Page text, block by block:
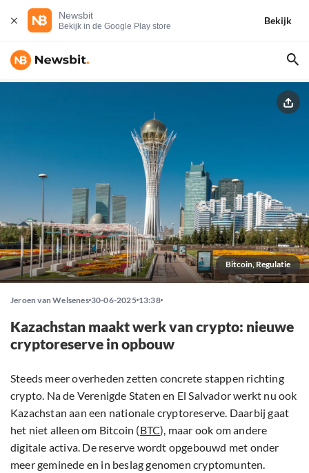
Newsbit
Bekijk in de Google Play store
Bekijk
Bitcoin, Regulatie
Jeroen van Welsenes 30-06-2025 13:38
Kazachstan maakt werk van crypto: nieuwe
cryptoreserve in opbouw
Steeds meer overheden zetten concrete stappen richting
crypto. Na de Verenigde Staten en El Salvador werkt nu ook
Kazachstan aan een nationale cryptoreserve. Daarbij gaat
het niet alleen om Bitcoin (BTC), maar ook om andere
digitale activa. De reserve wordt opgebouwd met onder
meer geminede en in beslag genomen cryptomunten.